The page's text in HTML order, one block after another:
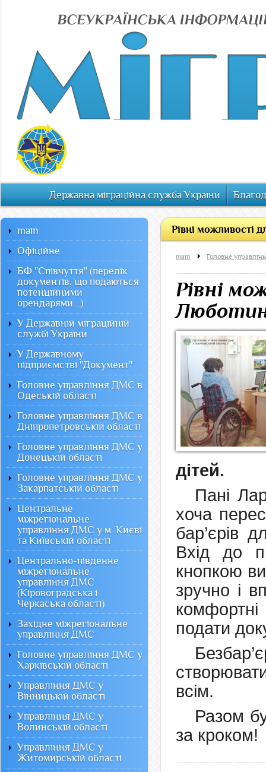
Державна міграційна служба України
Рівні можливості
main Головне
Рівні
дітей.
Пані
хоча
бар’єрів
Вхід до
кнопкою
зручно і
подати
всім.
Разом
за кроком!
main
Офiцiйне
БФ "Співчуття" (перелік
документів, що подаються
потенційними
орендарями...)
У Державній міграційній
службі України
У Державному
підприємстві "Документ"
Головне управління ДМС в
Одеській області
Головне управління ДМС в
Дніпропетровській області
Головне управління ДМС у
Донецькій області
Головне управління ДМС у
Закарпатській області
Центральне
міжрегіональне
управління ДМС у м. Києві
та Київській області
Центрально-південне
міжрегіональне
управління ДМС
(Кіровоградська і
Черкаська області)
Західне міжрегіональне
управління ДМС
Головне управління ДМС у
Харківській області
Управління ДМС у
Вінницькій області
Управління ДМС у
Волинській області
Управління ДМС у
Житомирській області